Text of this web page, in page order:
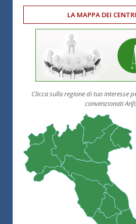
LA MAPPA DEI
Clicca sulla regione di tuo interesse
convenzionati